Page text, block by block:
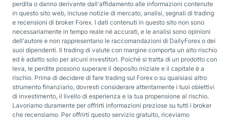
perdita o danno derivante dall'affidamento alle informazioni contenute
in questo sito web, incluse notizie di mercato, analisi, segnali di trading
e recensioni di broker Forex. I dati contenuti in questo sito non sono
necessariamente in tempo reale né accurati, e le analisi sono opinioni
dell'autore e non rappresentano le raccomandazioni di DailyForex o dei
suoi dipendenti. Il trading di valute con margine comporta un alto rischio
ed è adatto solo per alcuni investitori. Poiché si tratta di un prodotto con
leva, le perdite possono superare il deposito iniziale e il capitale è a
rischio. Prima di decidere di fare trading sul Forex o su qualsiasi altro
strumento finanziario, dovresti considerare attentamente i tuoi obiettivi
di investimento, il livello di esperienza e la tua propensione al rischio.
Lavoriamo duramente per offrirti informazioni preziose su tutti i broker
che recensiamo. Per offrirti questo servizio gratuito, riceviamo